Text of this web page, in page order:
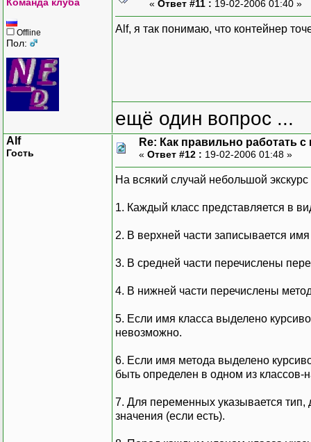
Offline
Пол:
« Ответ #11 : 19-02-2006 01:40 »
Alf, я так понимаю, что контейнер
ещё один вопрос ...
Alf
Гость
Re: Как правильно работать с
« Ответ #12 : 19-02-2006 01:48 »
На всякий случай небольшой
1. Каждый класс представляется в
2. В верхней части записывается имя
3. В средней части перечислены
4. В нижней части перечислены
5. Если имя класса выделено
невозможно.
6. Если имя метода выделено
быть определен в одном из классов-
7. Для переменных указывается
значения (если есть).